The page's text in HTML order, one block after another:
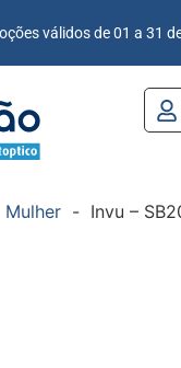
válidos de 01 a 31
Mulher - Invu –